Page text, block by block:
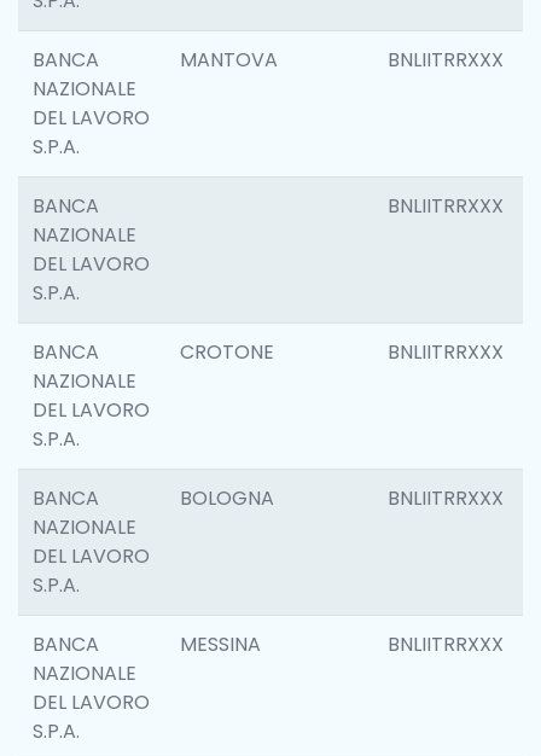
BANCA
NAZIONALE
DEL LAVORO
S.P.A.
MANTOVA BNLIITRRXXX
BANCA
NAZIONALE
DEL LAVORO
S.P.A.
BNLIITRRXXX
BANCA
NAZIONALE
DEL LAVORO
S.P.A.
CROTONE BNLIITRRXXX
BANCA
NAZIONALE
DEL LAVORO
S.P.A.
BOLOGNA BNLIITRRXXX
BANCA
NAZIONALE
DEL LAVORO
S.P.A.
MESSINA BNLIITRRXXX